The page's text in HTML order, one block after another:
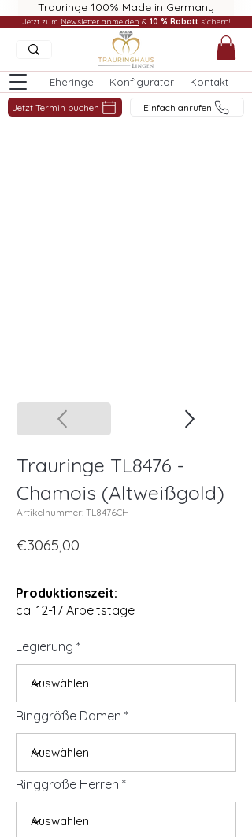
Trauringe 100% Made in Germany
Eheringe Konfigurator Kontakt
Jetzt Termin buchen Einfach anrufen
Jetzt zum Newsletter anmelden & 10 % Rabatt sichern!
Trauringe TL8476 -
Chamois (Altweißgold)
Artikelnummer: TL8476CH
€3065,00
Produktionszeit:
ca. 12-17 Arbeitstage
Legierung
Ringgröße Damen
Ringgröße Herren